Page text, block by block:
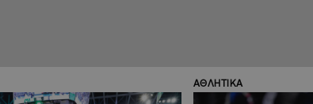
ΑΘΛΗΤΙΚΑ